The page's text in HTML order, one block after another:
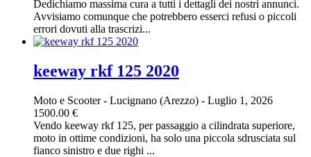
Dedichiamo massima cura a tutti i dettagli dei nostri annunci.
Avvisiamo comunque che potrebbero esserci refusi o piccoli
errori dovuti alla trascrizi...
keeway rkf 125 2020
Moto e Scooter- Lucignano (Arezzo) - Luglio 1, 2026
1500.00 €
Vendo keeway rkf 125, per passaggio a cilindrata superiore,
moto in ottime condizioni, ha solo una piccola sdrusciata sul
fianco sinistro e due righi ...